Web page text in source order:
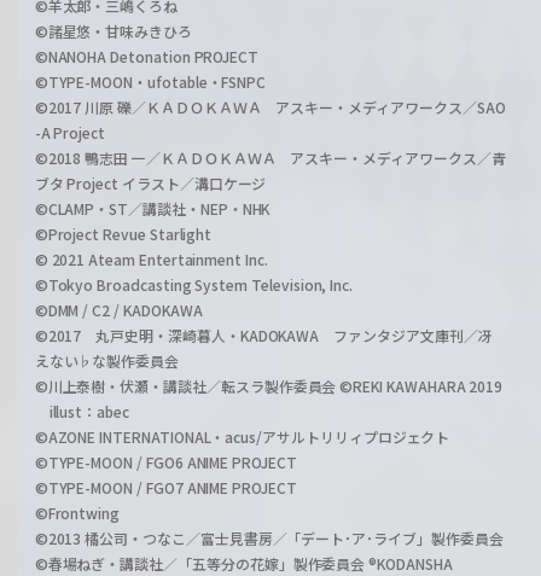
©羊太郎・三嶋くろね
©諸星悠・甘味みきひろ
©NANOHA Detonation PROJECT
©TYPE-MOON・ufotable・FSNPC
©2017 川原 礫／ＫＡＤＯＫＡＷＡ アスキー・メディアワークス／SAO
-A Project
©2018 鴨志田 一／ＫＡＤＯＫＡＷＡ アスキー・メディアワークス／青
ブタ Project イラスト／溝口ケージ
©CLAMP・ST／講談社・NEP・NHK
©Project Revue Starlight
© 2021 Ateam Entertainment Inc.
©Tokyo Broadcasting System Television, Inc.
©DMM / C2 / KADOKAWA
©2017 丸戸史明・深崎暮人・KADOKAWA ファンタジア文庫刊／冴
えない♭な製作委員会
©川上泰樹・伏瀬・講談社／転スラ製作委員会 ©REKI KAWAHARA 2019
illust：abec
©AZONE INTERNATIONAL・acus/アサルトリリィプロジェクト
©TYPE-MOON / FGO6 ANIME PROJECT
©TYPE-MOON / FGO7 ANIME PROJECT
©Frontwing
©2013 橘公司・つなこ／富士見書房／「デート･ア･ライブ」製作委員会
©春場ねぎ・講談社／「五等分の花嫁」製作委員会 ®KODANSHA